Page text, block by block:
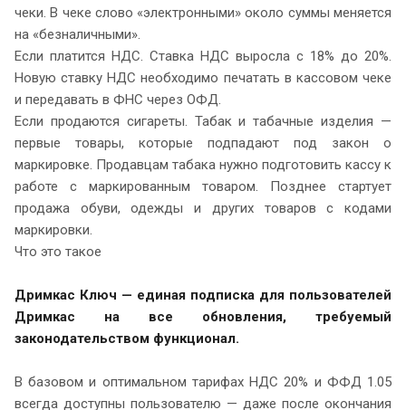
чеки. В чеке слово «электронными» около суммы меняется
на «безналичными».
Если платится НДС. Ставка НДС выросла с 18% до 20%.
Новую ставку НДС необходимо печатать в кассовом чеке
и передавать в ФНС через ОФД.
Если продаются сигареты. Табак и табачные изделия —
первые товары, которые подпадают под закон о
маркировке. Продавцам табака нужно подготовить кассу к
работе с маркированным товаром. Позднее стартует
продажа обуви, одежды и других товаров с кодами
маркировки.
Что это такое
Дримкас Ключ — единая подписка для пользователей
Дримкас на все обновления, требуемый
законодательством функционал.
В базовом и оптимальном тарифах НДС 20% и ФФД 1.05
всегда доступны пользователю — даже после окончания